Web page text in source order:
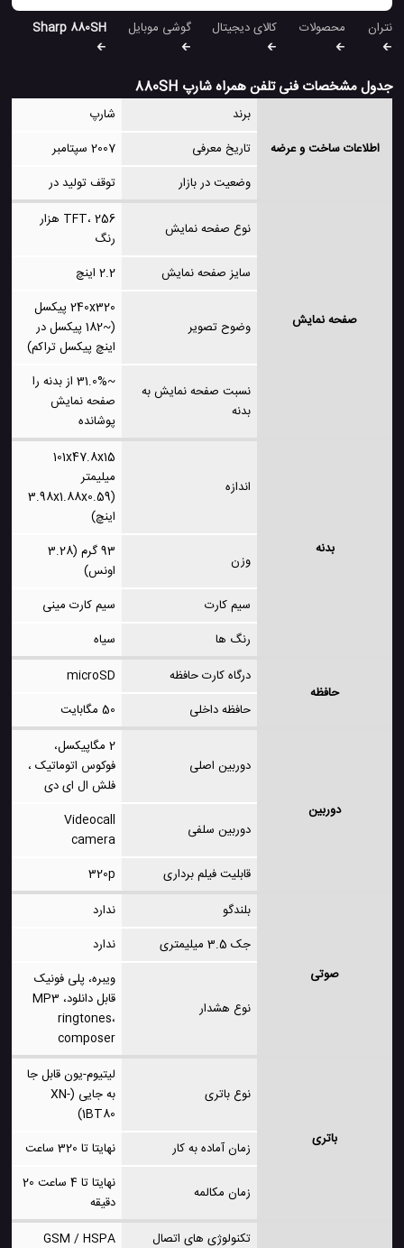
نتران محصولات کالای دیجیتال گوشی موبایل Sharp 880SH
جدول مشخصات فنی تلفن همراه شارپ 880SH
اطلاعات ساخت و عرضه
برند
شارپ
تاریخ معرفی
2007 سپتامبر
وضعیت در بازار
توقف تولید در
صفحه نمایش
نوع صفحه نمایش
TFT، 256 هزار
رنگ
سایز صفحه نمایش
2.2 اینچ
وضوح تصویر
240x320 پیکسل
(~182 پیکسل در
اینچ پیکسل تراکم)
نسبت صفحه نمایش به
بدنه
~31.0% از بدنه را
صفحه نمایش
پوشانده
بدنه
اندازه
101x47.8x15
میلیمتر
(3.98x1.88x0.59
اینچ)
وزن
93 گرم (3.28
اونس)
سیم کارت
سیم کارت مینی
رنگ ها
سیاه
حافظه
درگاه کارت حافظه
microSD
حافظه داخلی
50 مگابایت
دوربین
دوربین اصلی
2 مگاپیکسل،
فوکوس اتوماتیک ،
فلش ال ای دی
دوربین سلفی
Videocall
camera
قابلیت فیلم برداری
320p
صوتی
بلندگو
ندارد
جک 3.5 میلیمتری
ندارد
نوع هشدار
ویبره، پلی فونیک
قابل دانلود، MP3
ringtones،
composer
باتری
نوع باتری
لیتیوم-یون قابل جا
به جایی (XN-
1BT80)
زمان آماده به کار
نهایتا تا 320 ساعت
زمان مکالمه
نهایتا تا 4 ساعت 20
دقیقه
تکنولوژی های اتصال
GSM / HSPA